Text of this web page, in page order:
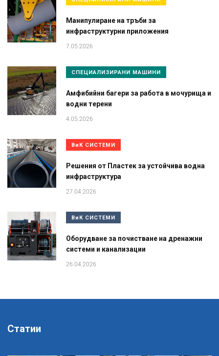
Манипулиране на тръби за
инфраструктурни приложения
7.05.2026
СПЕЦИАЛИЗИРАНИ МАШИНИ
Амфибийни багери за работа в мочурища и
водни терени
4.05.2026
ВиК СИСТЕМИ
Решения от Пластек за устойчива водна
инфраструктура
27.04.2026
ВиК СИСТЕМИ
Оборудване за почистване на дренажни
системи и канализации
26.04.2026
Статии